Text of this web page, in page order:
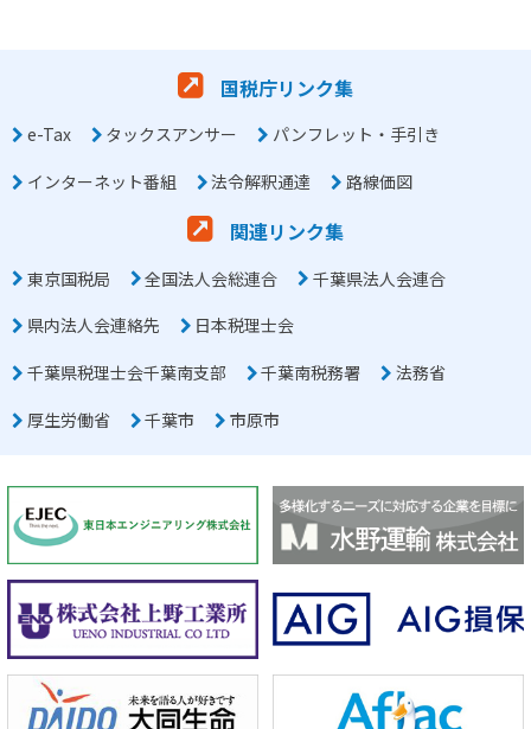
国税庁リンク集
e-Tax タックスアンサー
パンフレット・手引き
インターネット番組
法令解釈通達 路線価図
関連リンク集
東京国税局 全国法人会総連合
千葉県法人会連合
県内法人会連絡先
日本税理士会
千葉県税理士会千葉南支部
千葉南税務署
法務省
厚生労働省
千葉市 市原市